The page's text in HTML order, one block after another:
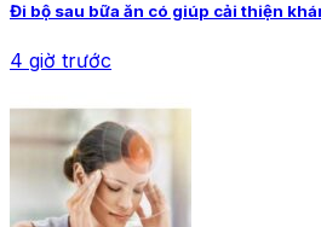
Đi bộ sau bữa ăn có giúp cải thiện
4 giờ trước